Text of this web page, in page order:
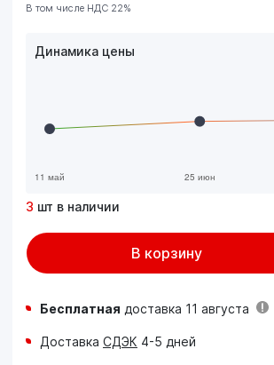
В том числе НДС 22%
Динамика цены
3 шт в наличии
В корзину
Бесплатная доставка 11 августа
Доставка СДЭК 4-5 дней